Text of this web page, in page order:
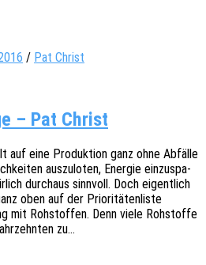
/ Pat Christ
– Pat Christ
auf eine Produk­ti­on ganz ohne Abfäl­le
auszu­lo­ten, Ener­gie einzu­spa­
durch­aus sinn­voll. Doch eigent­lich
oben auf der Prio­ri­tä­ten­lis­te
mit Rohstof­fen. Denn viele Rohstof­fe
zu…